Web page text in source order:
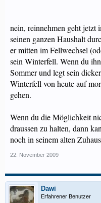
nein, reinnehmen geht
seinen ganzen Haushalt
er mitten im Fellwechsel
sein Winterfell. Wenn du
Sommer und legt sein
Winterfell von heute auf
gehen.
Wenn du die Möglichkeit
draussen zu halten, dann
noch in seinem alten
22. November 2009
Dawi
Erfahrener Benutzer